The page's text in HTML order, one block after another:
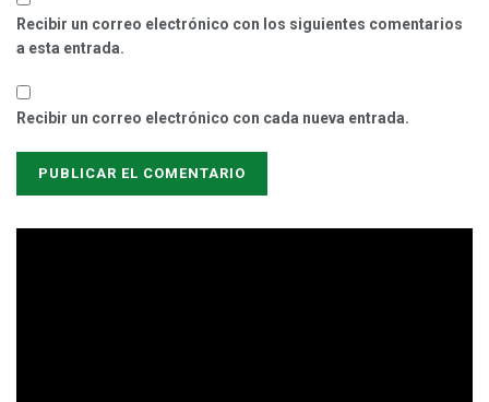
Recibir un correo electrónico con los siguientes comentarios
a esta entrada.
Recibir un correo electrónico con cada nueva entrada.